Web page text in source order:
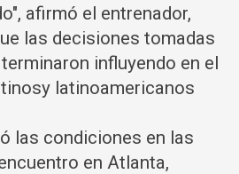
afirmó el entrenador,
las decisiones tomadas
influyendo en el
latinoamericanos
las condiciones en las
en Atlanta,